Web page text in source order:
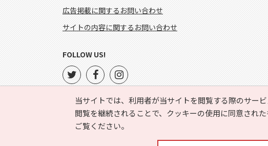
当サイトでは、利用者が当サイトを閲覧する際のサー
閲覧を継続されることで、クッキーの使用に同意され
ご覧ください。
広告掲載に関するお問い合わせ
サイトの内容に関するお問い合わせ
FOLLOW US!